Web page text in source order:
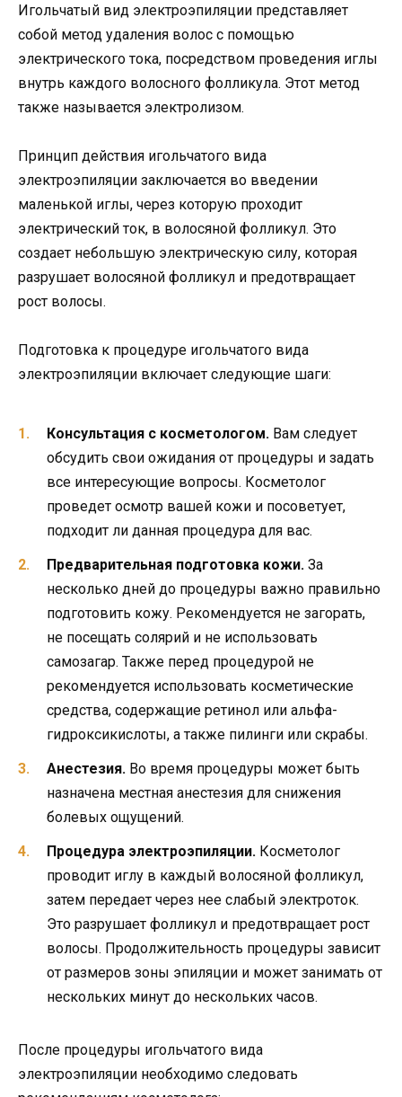
Игольчатый вид электроэпиляции представляет
собой метод удаления волос с помощью
электрического тока, посредством проведения иглы
внутрь каждого волосного фолликула. Этот метод
также называется электролизом.
Принцип действия игольчатого вида
электроэпиляции заключается во введении
маленькой иглы, через которую проходит
электрический ток, в волосяной фолликул. Это
создает небольшую электрическую силу, которая
разрушает волосяной фолликул и предотвращает
рост волосы.
Подготовка к процедуре игольчатого вида
электроэпиляции включает следующие шаги:
Консультация с косметологом. Вам следует
обсудить свои ожидания от процедуры и задать
все интересующие вопросы. Косметолог
проведет осмотр вашей кожи и посоветует,
подходит ли данная процедура для вас.
Предварительная подготовка кожи. За
несколько дней до процедуры важно правильно
подготовить кожу. Рекомендуется не загорать,
не посещать солярий и не использовать
самозагар. Также перед процедурой не
рекомендуется использовать косметические
средства, содержащие ретинол или альфа-
гидроксикислоты, а также пилинги или скрабы.
Анестезия. Во время процедуры может быть
назначена местная анестезия для снижения
болевых ощущений.
Процедура электроэпиляции. Косметолог
проводит иглу в каждый волосяной фолликул,
затем передает через нее слабый электроток.
Это разрушает фолликул и предотвращает рост
волосы. Продолжительность процедуры зависит
от размеров зоны эпиляции и может занимать от
нескольких минут до нескольких часов.
После процедуры игольчатого вида
электроэпиляции необходимо следовать